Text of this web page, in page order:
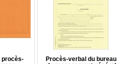
procès-
Procès-verbal du bureau